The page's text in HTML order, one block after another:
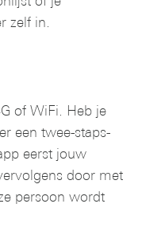
zelf in.
of WiFi. Heb je
een twee-staps-
eerst jouw
door met
persoon wordt